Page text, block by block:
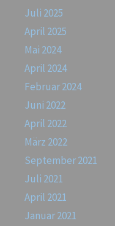
Juli 2025
April 2025
Mai 2024
April 2024
Februar 2024
Juni 2022
April 2022
März 2022
September 2021
Juli 2021
April 2021
Januar 2021